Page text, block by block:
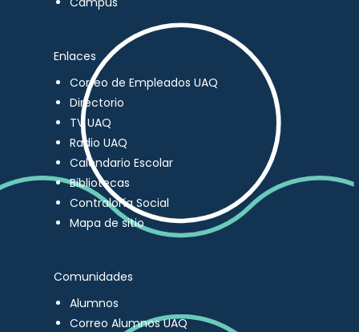
Enlaces
Correo de Empleados UAQ
Directorio
TV UAQ
Radio UAQ
Calendario Escolar
Bibliotecas
Contraloría Social
Mapa de sitio
Comunidades
Alumnos
Correo Alumnos UAQ